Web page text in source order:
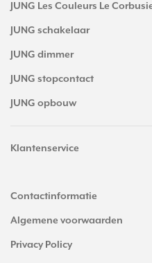
JUNG Les Couleurs Le
JUNG schakelaar
JUNG dimmer
JUNG stopcontact
JUNG opbouw
Klantenservice
Contactinformatie
Algemene voorwaarden
Privacy Policy